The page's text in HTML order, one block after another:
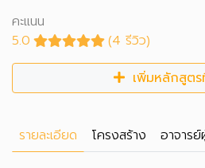
คะแนน
5.0
(4 รีวิว)
เพิ่มหลักสูตร
รายละเอียด โครงสร้าง อาจาร